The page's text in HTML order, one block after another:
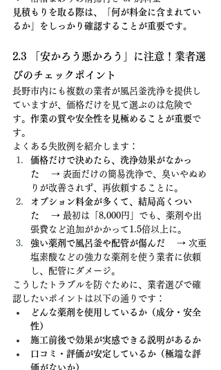
見積もりを取る際は、「何が料金に含まれてい
るか」をしっかり確認することが重要です。
2.3 「安かろう悪かろう」に注意！業者選
びのチェックポイント
長野市内にも複数の業者が風呂釜洗浄を提供し
ていますが、価格だけを見て選ぶのは危険で
す。 作業の質や安全性を見極めることが重要で
す。
よくある失敗例を紹介します：
価格だけで決めたら、洗浄効果がなかっ
た → 表面だけの簡易洗浄で、臭いやぬめ
りが改善されず、再依頼することに。
オプション料金が多くて、結局高くつい
た → 最初は「8,000円」でも、薬剤や出
張費など追加がかかって1.5倍以上に。
強い薬剤で風呂釜や配管が傷んだ → 次亜
塩素酸などの強力な薬剤を使う業者に依頼
し、配管にダメージ。
こうしたトラブルを防ぐために、業者選びで確
認したいポイントは以下の通りです：
どんな薬剤を使用しているか（成分・安全
性）
施工前後で効果が実感できる説明があるか
口コミ・評価が安定しているか（極端な評
価がないか）